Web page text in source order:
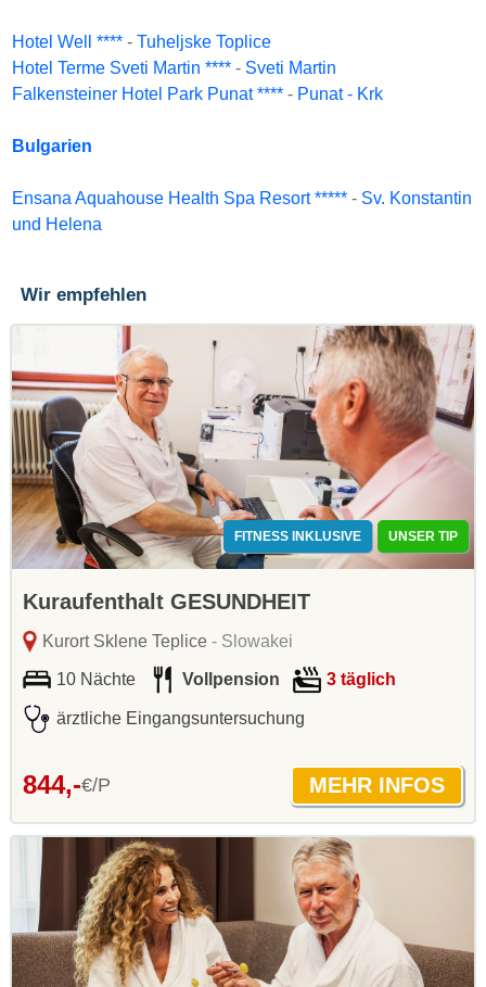
Hotel Well **** - Tuheljske Toplice
Hotel Terme Sveti Martin **** - Sveti Martin
Falkensteiner Hotel Park Punat **** - Punat - Krk
Bulgarien
Ensana Aquahouse Health Spa Resort ***** - Sv. Konstantin
und Helena
Wir empfehlen
FITNESS INKLUSIVE UNSER TIP
Kuraufenthalt GESUNDHEIT
Kurort Sklene Teplice- Slowakei
10 Nächte Vollpension 3 täglich
ärztliche Eingangsuntersuchung
844,-€/P